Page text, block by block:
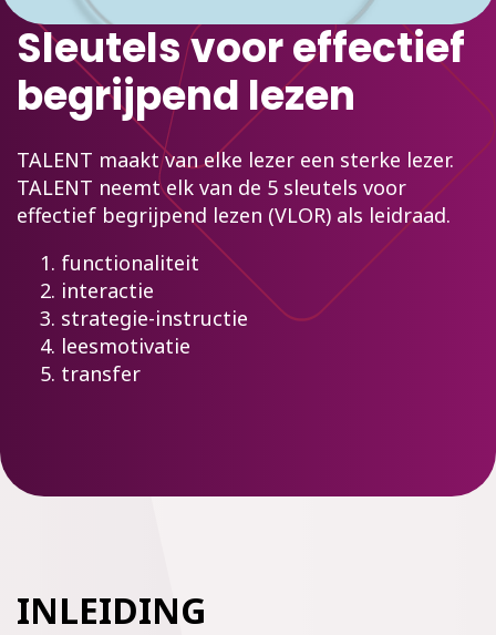
Sleutels voor effectief
begrijpend lezen
TALENT maakt van elke lezer een sterke lezer.
TALENT neemt elk van de 5 sleutels voor
effectief begrijpend lezen (VLOR) als leidraad.
functionaliteit
interactie
strategie-instructie
leesmotivatie
transfer
INLEIDING